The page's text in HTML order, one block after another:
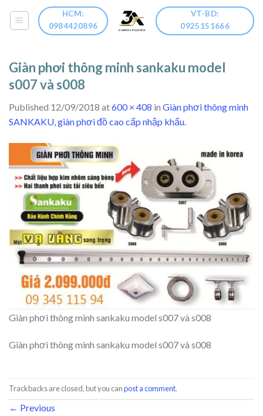
HCM:
0984420896
VT-BD:
0925151666
Giàn phơi thông minh sankaku model
s007 và s008
Published 12/09/2018 at600 × 408 in Giàn phơi thông minh
SANKAKU, giàn phơi đồ cao cấp nhập khẩu.
Giàn phơi thông minh sankaku model s007 và s008
Giàn phơi thông minh sankaku model s007 và s008
Trackbacks are closed, but you canpost a comment.
← Previous